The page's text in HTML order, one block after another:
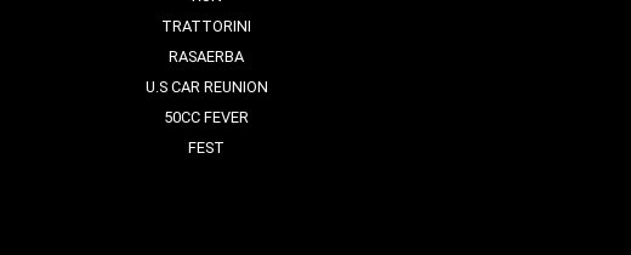
TRATTORINI
RASAERBA
U.S CAR REUNION
50CC FEVER
FEST